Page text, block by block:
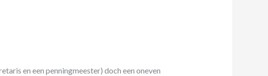
en een penningmeester) doch een oneven